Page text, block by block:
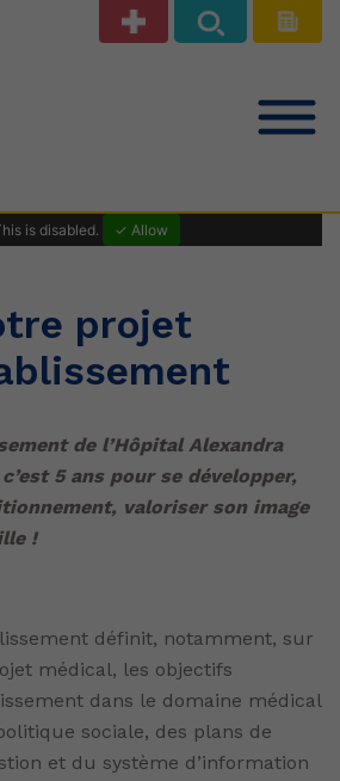
de santé
is disabled. ✓ Allow
projet
de l’Hôpital Alexandra
5 ans pour se développer,
valoriser son image
!
définit, notamment, sur
médical, les objectifs
dans le domaine médical
sociale, des plans de
et du système d’information